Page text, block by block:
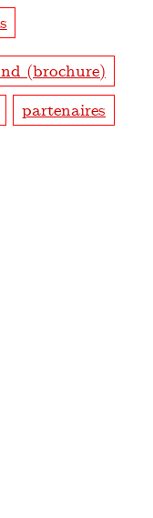
(brochure)
partenaires